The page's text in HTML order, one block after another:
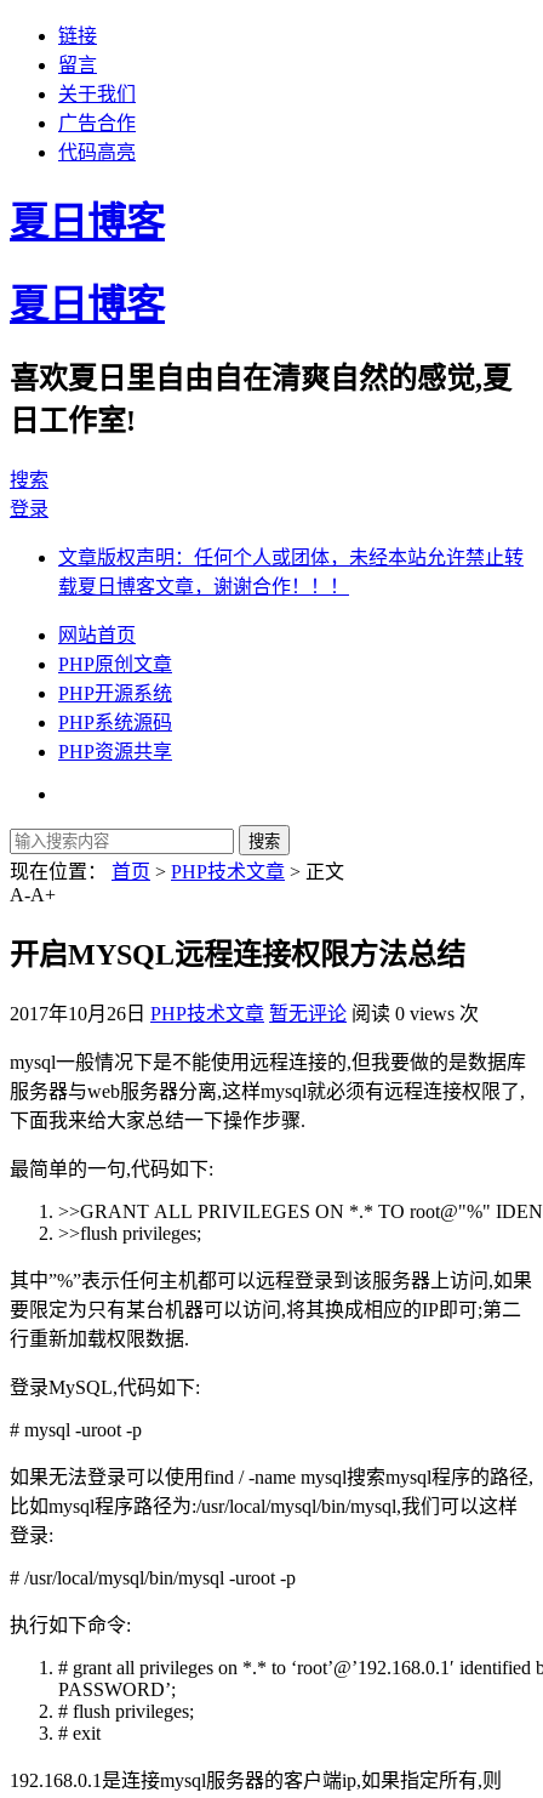
链接
留言
关于我们
广告合作
代码高亮
夏日博客
夏日博客
喜欢夏日里自由自在清爽自然的感觉,夏
日工作室!
搜索
登录
文章版权声明：任何个人或团体，未经本站允许禁止转
载夏日博客文章，谢谢合作！！！
网站首页
PHP原创文章
PHP开源系统
PHP系统源码
PHP资源共享
现在位置： 首页 > PHP技术文章 > 正文
A-A+
开启MYSQL远程连接权限方法总结
2017年10月26日 PHP技术文章 暂无评论 阅读 0 views 次
mysql一般情况下是不能使用远程连接的,但我要做的是数据库
服务器与web服务器分离,这样mysql就必须有远程连接权限了,
下面我来给大家总结一下操作步骤.
最简单的一句,代码如下:
>>GRANT ALL PRIVILEGES ON *.* TO root@"%"
>>flush privileges;
其中”%”表示任何主机都可以远程登录到该服务器上访问,如果
要限定为只有某台机器可以访问,将其换成相应的IP即可;第二
行重新加载权限数据.
登录MySQL,代码如下:
# mysql -uroot -p
如果无法登录可以使用find / -name mysql搜索mysql程序的路径,
比如mysql程序路径为:/usr/local/mysql/bin/mysql,我们可以这样
登录:
# /usr/local/mysql/bin/mysql -uroot -p
执行如下命令:
# grant all privileges on *.* to ‘root’@’192.168.0.1′ identified
PASSWORD’;
# flush privileges;
# exit
192.168.0.1是连接mysql服务器的客户端ip,如果指定所有,则